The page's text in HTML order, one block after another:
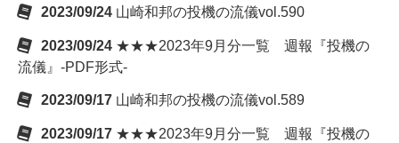
2023/09/24 山崎和邦の投機の流儀vol.590
2023/09/24 ★★★2023年9月分一覧 週報『投機の
流儀』-PDF形式-
2023/09/17 山崎和邦の投機の流儀vol.589
2023/09/17 ★★★2023年9月分一覧 週報『投機の